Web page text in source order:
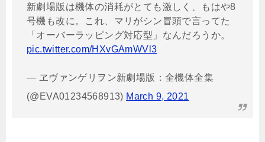
新劇場版は機体の消耗がとても激しく、もはや8
号機も改に。これ、マリがシン冒頭で言ってた
「オーバーラッピング対応型」なんだろうか。
pic.twitter.com/HXvGAmWVl3
— ヱヴァンゲリヲン新劇場版：全機体全集
(@EVA01234568913) March 9, 2021